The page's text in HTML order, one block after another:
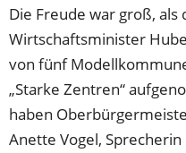
Die Freude war groß, als
Wirtschaftsminister
von fünf
„Starke Zentren“
haben
Anette Vogel,